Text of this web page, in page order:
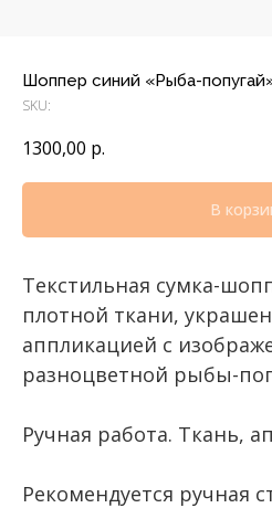
Шоппер синий «Рыба-
SKU:
1300,00 р.
В
Текстильная сумка-
плотной ткани,
аппликацией с
разноцветной рыбы-
Ручная работа. Ткань,
Рекомендуется ручная